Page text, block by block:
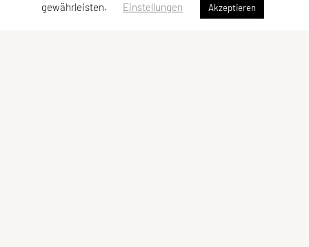
gewährleisten.
Einstellungen Akzeptieren